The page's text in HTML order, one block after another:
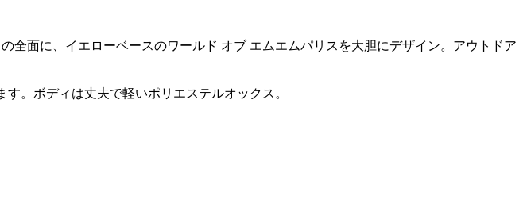
全面に、イエローベースのワールド オブ エムエムパリスを大胆にデザイン。アウトドア
。ボディは丈夫で軽いポリエステルオックス。